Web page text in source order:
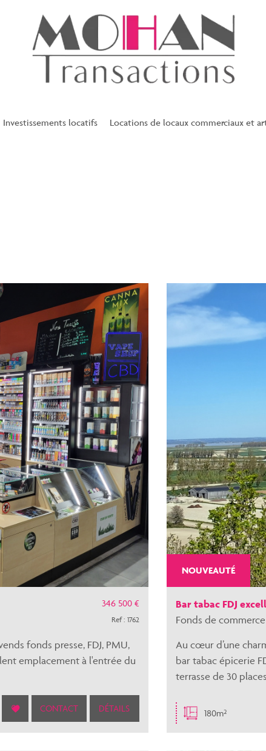
Investissements locatifs Locations de locaux commerciaux et
5KM 10KM 25KM
346 500 €
Ref : 1762
fonds presse, FDJ, PMU,
emplacement à l'entrée du
CONTACT DÉTAILS
NOUVEAUTÉ
Bar tabac FDJ
Fonds de
Au cœur d’une
bar tabac épicerie
terrasse de 30
180m²